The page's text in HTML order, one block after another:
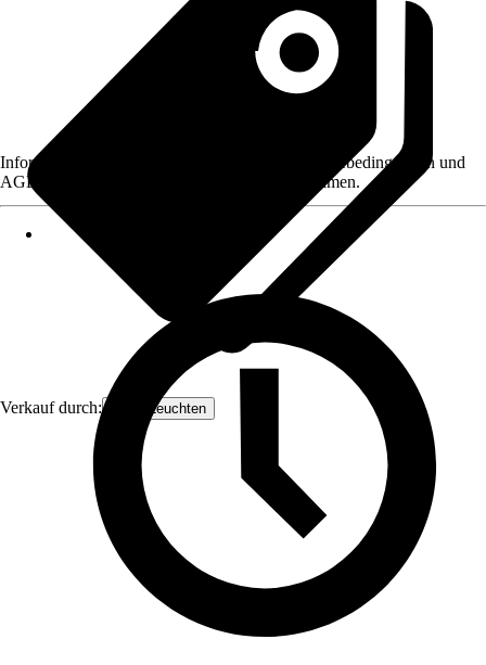
Verkauf durch: Orion Leuchten
Informationen des Verkäufers, wie z. B. Rückgabebedingungen und
AGB, finden Sie bei Klick auf den Verkäufernamen.